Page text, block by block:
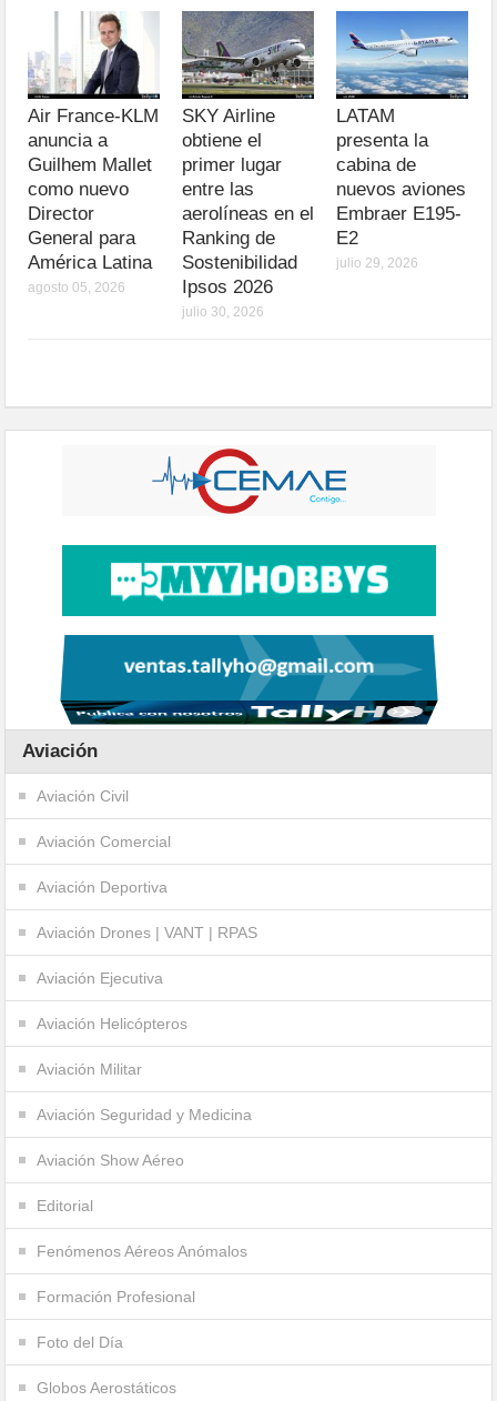
Air France-KLM
anuncia a
Guilhem Mallet
como nuevo
Director
General para
América Latina
agosto 05, 2026
SKY Airline
obtiene el
primer lugar
entre las
aerolíneas en el
Ranking de
Sostenibilidad
Ipsos 2026
julio 30, 2026
LATAM
presenta la
cabina de
nuevos aviones
Embraer E195-
E2
julio 29, 2026
Aviación
Aviación Civil
Aviación Comercial
Aviación Deportiva
Aviación Drones | VANT | RPAS
Aviación Ejecutiva
Aviación Helicópteros
Aviación Militar
Aviación Seguridad y Medicina
Aviación Show Aéreo
Editorial
Fenómenos Aéreos Anómalos
Formación Profesional
Foto del Día
Globos Aerostáticos